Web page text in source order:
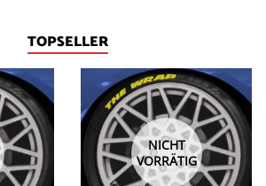
TOPSELLER
NICHT
VORRÄTIG